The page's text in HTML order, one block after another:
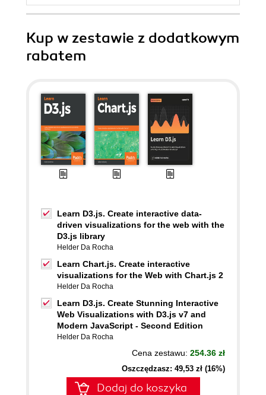
Kup w zestawie z dodatkowym
rabatem
Learn D3.js. Create interactive data-
driven visualizations for the web with the
D3.js library
Helder Da Rocha
Learn Chart.js. Create interactive
visualizations for the Web with Chart.js 2
Helder Da Rocha
Learn D3.js. Create Stunning Interactive
Web Visualizations with D3.js v7 and
Modern JavaScript - Second Edition
Helder Da Rocha
Cena zestawu: 254.36 zł
Oszczędzasz: 49,53 zł (16%)
Dodaj do koszyka